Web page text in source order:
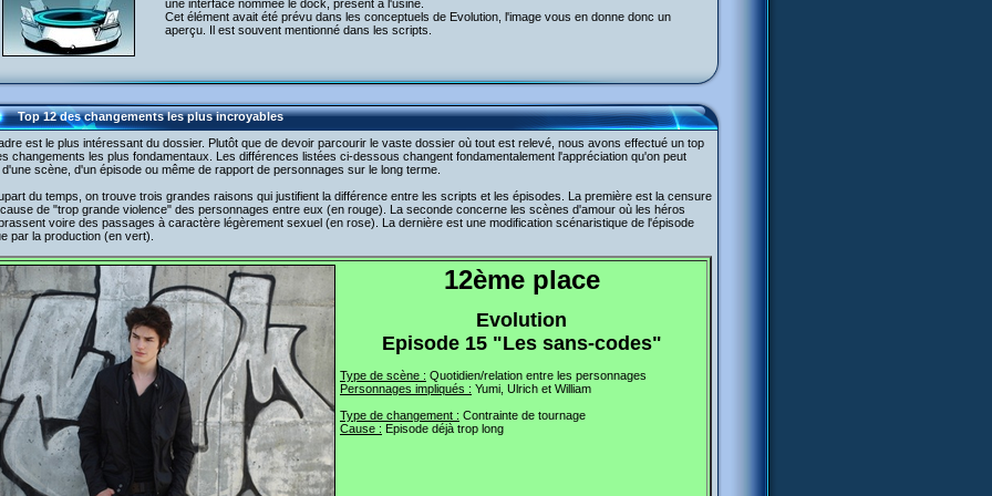
une interface nommée le dock, présent à l'usine.
Cet élément avait été prévu dans les conceptuels de Evolution, l'image vous en donne donc un
aperçu. Il est souvent mentionné dans les scripts.
Top 12 des changements les plus incroyables
est le plus intéressant du dossier. Plutôt que de devoir parcourir le vaste dossier où tout est relevé, nous avons effectué un top
changements les plus fondamentaux. Les différences listées ci-dessous changent fondamentalement l'appréciation qu'on peut
scène, d'un épisode ou même de rapport de personnages sur le long terme.
du temps, on trouve trois grandes raisons qui justifient la différence entre les scripts et les épisodes. La première est la censure
de "trop grande violence" des personnages entre eux (en rouge). La seconde concerne les scènes d'amour où les héros
voire des passages à caractère légèrement sexuel (en rose). La dernière est une modification scénaristique de l'épisode
par la production (en vert).
12ème place
Evolution
Episode 15 "Les sans-codes"
Type de scène : Quotidien/relation entre les personnages
Personnages impliqués : Yumi, Ulrich et William
Type de changement : Contrainte de tournage
Cause : Episode déjà trop long